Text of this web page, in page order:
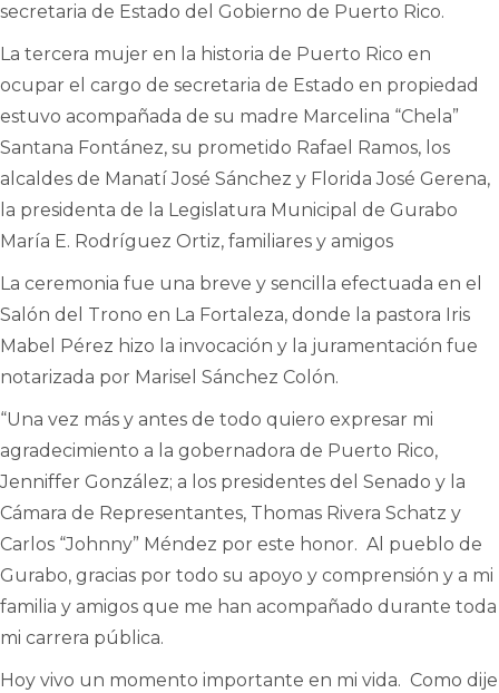
secretaria de Estado del Gobierno de Puerto Rico.
La tercera mujer en la historia de Puerto Rico en
ocupar el cargo de secretaria de Estado en propiedad
estuvo acompañada de su madre Marcelina “Chela”
Santana Fontánez, su prometido Rafael Ramos, los
alcaldes de Manatí José Sánchez y Florida José Gerena,
la presidenta de la Legislatura Municipal de Gurabo
María E. Rodríguez Ortiz, familiares y amigos
La ceremonia fue una breve y sencilla efectuada en el
Salón del Trono en La Fortaleza, donde la pastora Iris
Mabel Pérez hizo la invocación y la juramentación fue
notarizada por Marisel Sánchez Colón.
“Una vez más y antes de todo quiero expresar mi
agradecimiento a la gobernadora de Puerto Rico,
Jenniffer González; a los presidentes del Senado y la
Cámara de Representantes, Thomas Rivera Schatz y
Carlos “Johnny” Méndez por este honor. Al pueblo de
Gurabo, gracias por todo su apoyo y comprensión y a mi
familia y amigos que me han acompañado durante toda
mi carrera pública.
Hoy vivo un momento importante en mi vida. Como dije